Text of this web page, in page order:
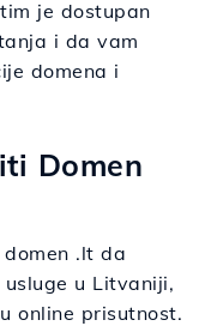
je dostupan
i da vam
domena i
Domen
.lt da
u Litvaniji,
online prisutnost.